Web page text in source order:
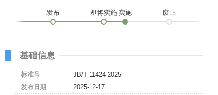
发布 即将实施实施 废止
基础信息
标准号
JB/T 11424-2025
发布日期
2025-12-17